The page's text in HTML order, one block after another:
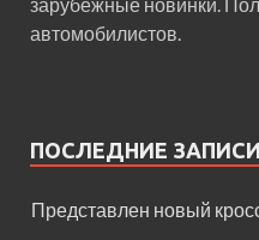
автомобилистов.
ПОСЛЕДНИЕ ЗАПИСИ
Представлен новый